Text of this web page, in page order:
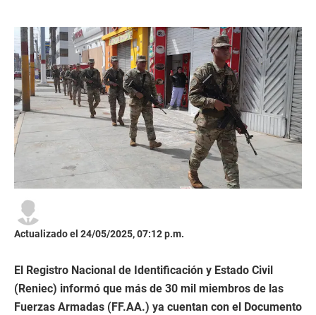
Actualizado el 24/05/2025, 07:12 p.m.
El Registro Nacional de Identificación y Estado Civil
(Reniec) informó que más de 30 mil miembros de las
Fuerzas Armadas (FF.AA.) ya cuentan con el Documento